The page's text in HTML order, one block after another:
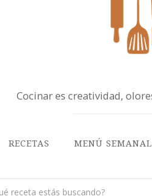
Cocinar es creatividad,
RECETAS MENÚ SEMANAL